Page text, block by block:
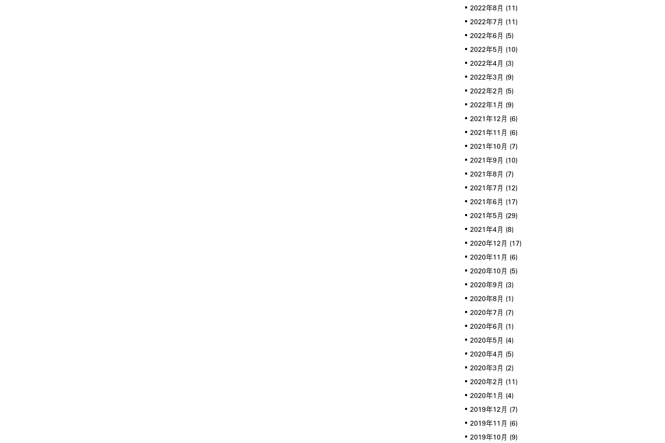
2022年8月 (11)
2022年7月 (11)
2022年6月 (5)
2022年5月 (10)
2022年4月 (3)
2022年3月 (9)
2022年2月 (5)
2022年1月 (9)
2021年12月 (6)
2021年11月 (6)
2021年10月 (7)
2021年9月 (10)
2021年8月 (7)
2021年7月 (12)
2021年6月 (17)
2021年5月 (29)
2021年4月 (8)
2020年12月 (17)
2020年11月 (6)
2020年10月 (5)
2020年9月 (3)
2020年8月 (1)
2020年7月 (7)
2020年6月 (1)
2020年5月 (4)
2020年4月 (5)
2020年3月 (2)
2020年2月 (11)
2020年1月 (4)
2019年12月 (7)
2019年11月 (6)
2019年10月 (9)